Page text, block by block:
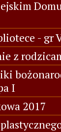
- gr
z
I
2017